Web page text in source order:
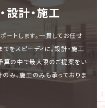
設計・施⼯
ートします。一貫してお任せ
をスピーディに。設計・施工
算の中で最大限のご提案をい
のみ、施工のみも承っておりま